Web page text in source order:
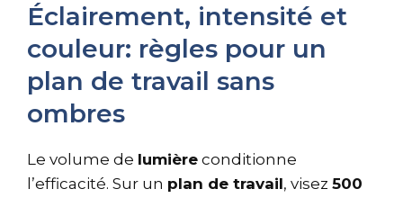
Éclairement, intensité et
couleur: règles pour un
plan de travail sans
ombres
Le volume de lumière conditionne
l’efficacité. Sur un plan de travail, visez 500